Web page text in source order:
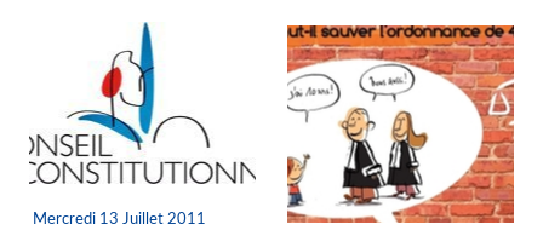
Mercredi 13 Juillet 2011